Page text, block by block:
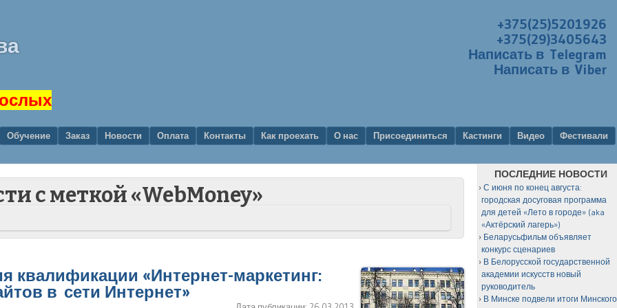
+375(25)5201926
+375(29)3405643
Написать в Telegram
Написать в Viber
Обучение Заказ Новости Оплата Контакты Как проехать О нас Присоединиться Кастинги Видео
Фестивали
с меткой «WebMoney»
квалификации «Интернет-маркетинг:
в сети Интернет»
ПОСЛЕДНИЕ НОВОСТИ
С июня по конец августа:
городская досуговая программа
для детей «Лето в городе» (aka
«Актёрский лагерь»)
Беларусьфильм объявляет
конкурс сценариев
В Белорусской государственной
академии искусств новый
руководитель
В Минске подвели итоги Минского